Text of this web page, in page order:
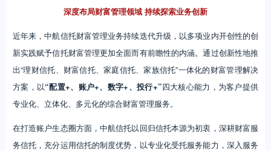
深度布局财富管理领域 持续探索业务创新
近年来，中航信托财富管理业务持续迭代升级，以多项业内开创性的创
新实践赋予信托财富管理更加全面而有前瞻性的内涵。通过创新性地推
出“理财信托、财富信托、家庭信托、家族信托”一体化的财富管理解决
方案，以“配置+、账户+、数字+、投行+”四大核心能力，为客户提供
专业化、立体化、多元化的综合财富管理服务。
在打造账户生态圈方面，中航信托以回归信托本源为初衷，深耕财富服
务信托，充分运用信托的制度优势，以专业化受托服务能力，深入服务